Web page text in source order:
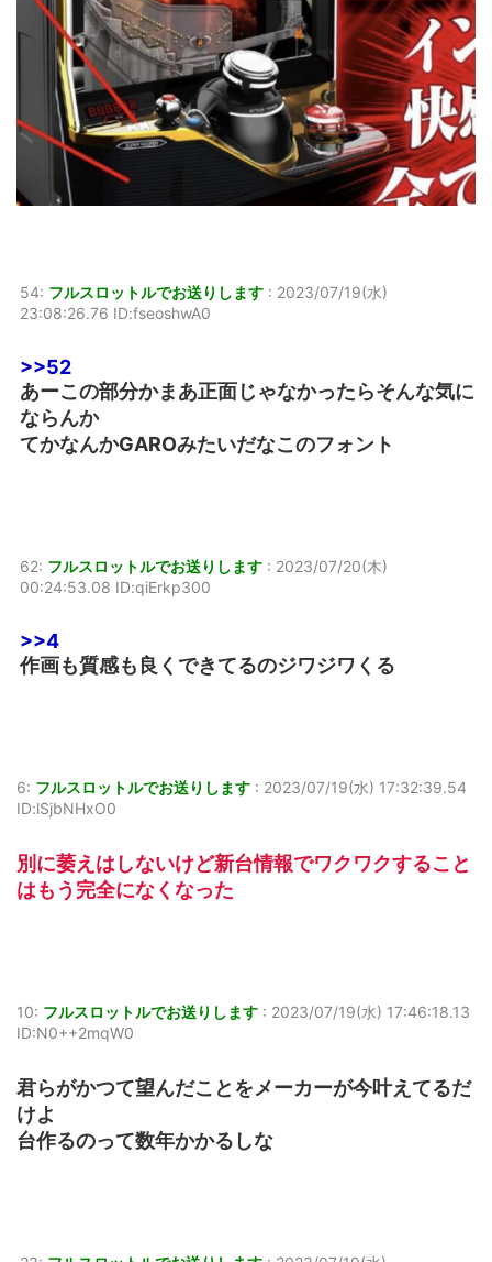
54: フルスロットルでお送りします : 2023/07/19(水)
23:08:26.76 ID:fseoshwA0
>>52
あーこの部分かまあ正面じゃなかったらそんな気に
ならんか
てかなんかGAROみたいだなこのフォント
62: フルスロットルでお送りします : 2023/07/20(木)
00:24:53.08 ID:qiErkp300
>>4
作画も質感も良くできてるのジワジワくる
6: フルスロットルでお送りします : 2023/07/19(水) 17:32:39.54
ID:lSjbNHxO0
別に萎えはしないけど新台情報でワクワクすること
はもう完全になくなった
10: フルスロットルでお送りします : 2023/07/19(水) 17:46:18.13
ID:N0++2mqW0
君らがかつて望んだことをメーカーが今叶えてるだ
けよ
台作るのって数年かかるしな